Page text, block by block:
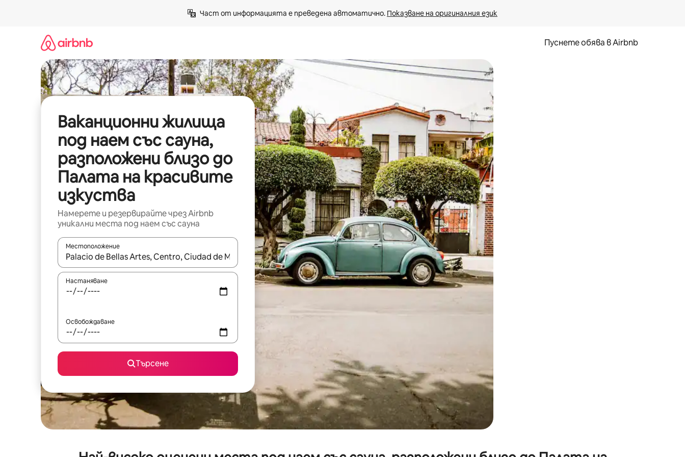
Част от информацията е преведена автоматично. Показване на оригиналния език
Пуснете обява в Airbnb
Ваканционни жилища
под наем със сауна,
разположени близо до
Палата на красивите
изкуства
Намерете и резервирайте чрез Airbnb
уникални места под наем със сауна
Местоположение
Когато резултатите се покажат, използвайте клавишите със стрелки нагоре и надолу или навигирайте с докосване или плъзгане.
Настаняване
Освобождаване
Търсене